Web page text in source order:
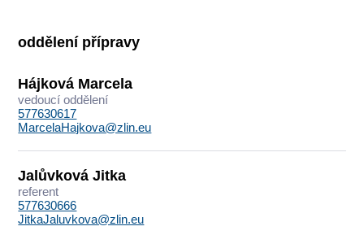
oddělení přípravy
Hájková Marcela
vedoucí oddělení
577630617
MarcelaHajkova@zlin.eu
Jalůvková Jitka
referent
577630666
JitkaJaluvkova@zlin.eu